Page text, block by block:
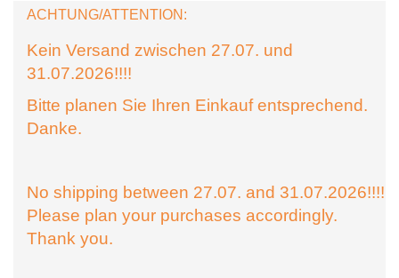
ACHTUNG/ATTENTION:
Kein Versand zwischen 27.07. und
31.07.2026!!!!
Bitte planen Sie Ihren Einkauf entsprechend.
Danke.
No shipping between 27.07. and 31.07.2026!!!!
Please plan your purchases accordingly.
Thank you.